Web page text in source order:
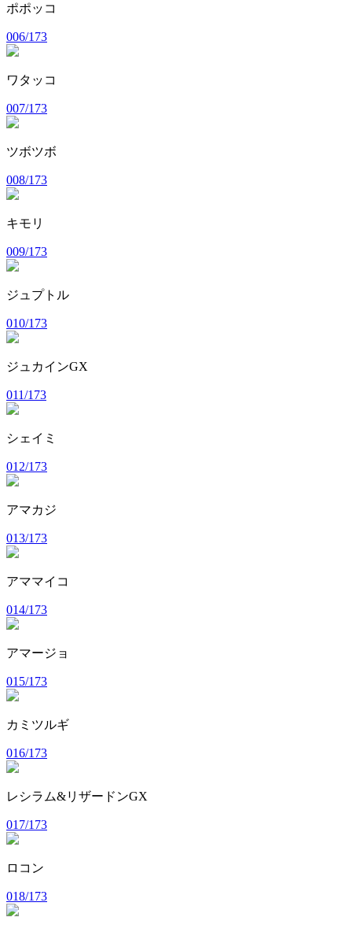
ポポッコ
006/173
ワタッコ
007/173
ツボツボ
008/173
キモリ
009/173
ジュプトル
010/173
ジュカインGX
011/173
シェイミ
012/173
アマカジ
013/173
アママイコ
014/173
アマージョ
015/173
カミツルギ
016/173
レシラム&リザードンGX
017/173
ロコン
018/173